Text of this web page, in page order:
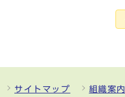
サイトマップ 組織案内